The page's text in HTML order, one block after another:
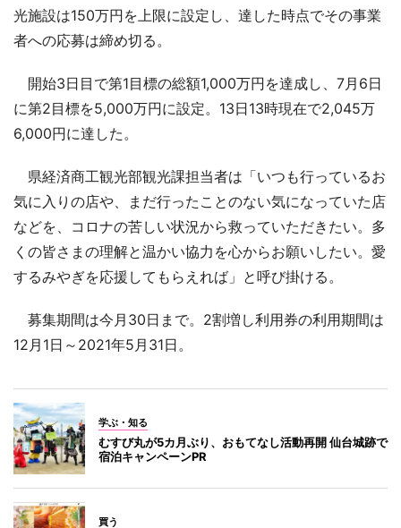
光施設は150万円を上限に設定し、達した時点でその事業
者への応募は締め切る。
開始3日目で第1目標の総額1,000万円を達成し、7月6日
に第2目標を5,000万円に設定。13日13時現在で2,045万
6,000円に達した。
県経済商工観光部観光課担当者は「いつも行っているお
気に入りの店や、まだ行ったことのない気になっていた店
などを、コロナの苦しい状況から救っていただきたい。多
くの皆さまの理解と温かい協力を心からお願いしたい。愛
するみやぎを応援してもらえれば」と呼び掛ける。
募集期間は今月30日まで。2割増し利用券の利用期間は
12月1日～2021年5月31日。
学ぶ・知る
むすび丸が5カ月ぶり、おもてなし活動再開 仙台城跡で
宿泊キャンペーンPR
買う